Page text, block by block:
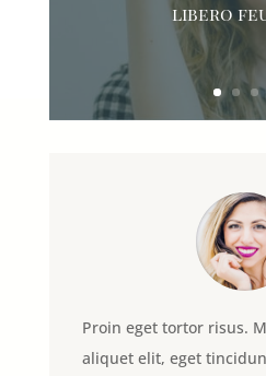
libero
Proin eget tortor risus.
aliquet elit, eget